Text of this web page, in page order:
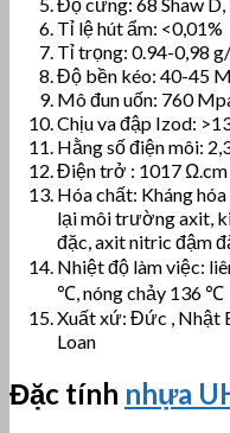
Tỉ lệ hút ẩm: <0,01%
Tỉ trọng: 0.94-0,98 g/
Độ bền kéo: 40-45
Mô đun uốn: 760
Chịu va đập Izod:
Hằng số điện môi:
Điện trở : 1017 Ω.cm
Hóa chất: Kháng
lại môi trường axit,
đặc, axit nitric đậm
Nhiệt độ làm việc:
℃, nóng chảy 136 ℃
Xuất xứ: Đức , Nhật
Loan
Đặc tính nhựa